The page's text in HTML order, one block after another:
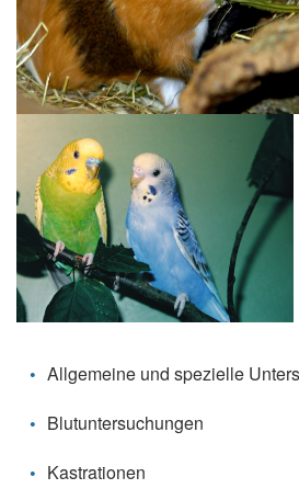
Allgemeine und spezielle
Blutuntersuchungen
Kastrationen